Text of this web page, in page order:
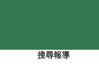
搜尋報導